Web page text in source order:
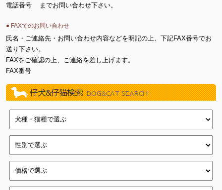
電話番号
までお問い合わせ下さい。
● FAXでのお問い合わせ
氏名・ご連絡先・お問い合わせ内容などを明記の上、下記FAX番号でお
送り下さい。
FAXをご確認の上、ご連絡を差し上げます。
FAX番号
仔犬&仔猫検索 DOG&CAT SEARCH